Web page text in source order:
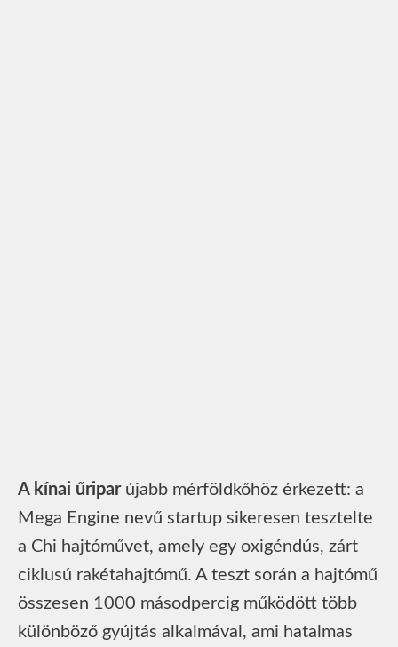
A kínai űriparújabb mérföldkőhöz érkezett: a
Mega Engine nevű startup sikeresen tesztelte
a Chi hajtóművet, amely egy oxigéndús, zárt
ciklusú rakétahajtómű. A teszt során a hajtómű
összesen 1000 másodpercig működött több
különböző gyújtás alkalmával, ami hatalmas